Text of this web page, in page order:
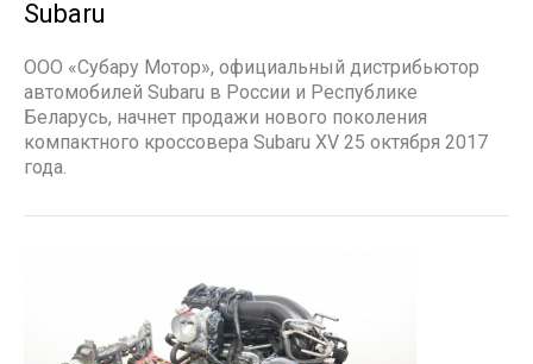
Subaru
ООО «Субару Мотор», официальный дистрибьютор
автомобилей Subaru в России и Республике
Беларусь, начнет продажи нового поколения
компактного кроссовера Subaru XV 25 октября 2017
года.